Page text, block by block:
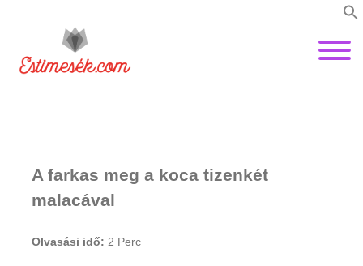
A farkas meg a koca tizenkét
malacával
Olvasási idő: 2 Perc